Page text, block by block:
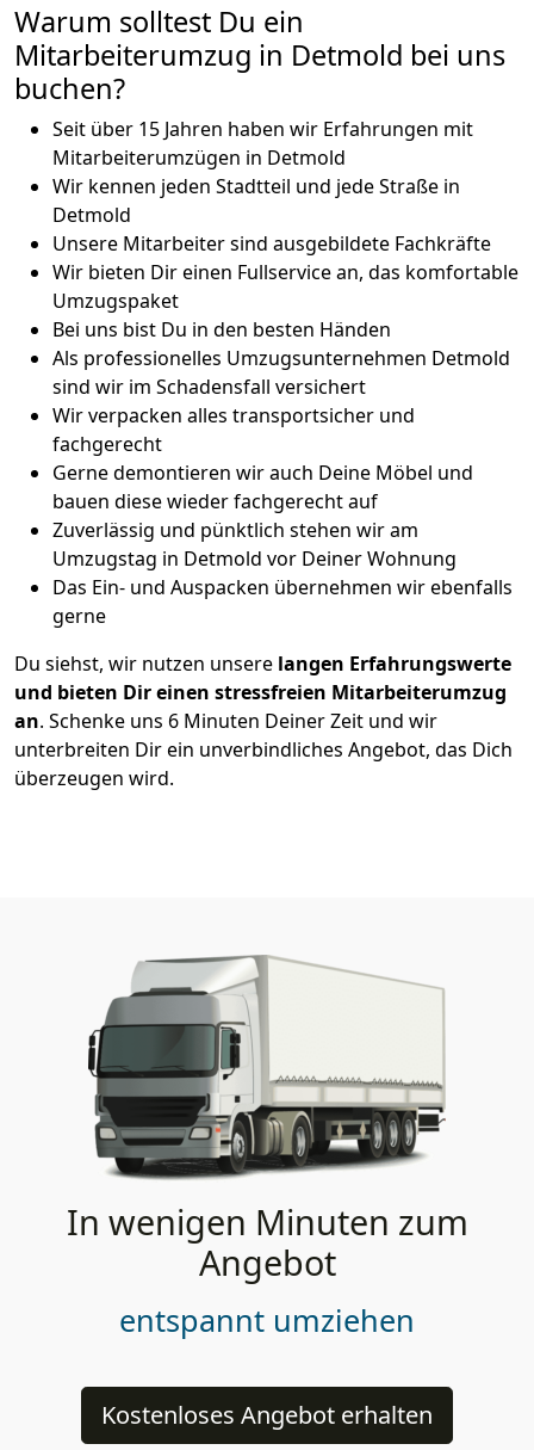
Warum solltest Du ein
Mitarbeiterumzug in Detmold bei uns
buchen?
Seit über 15 Jahren haben wir Erfahrungen mit
Mitarbeiterumzügen in Detmold
Wir kennen jeden Stadtteil und jede Straße in
Detmold
Unsere Mitarbeiter sind ausgebildete Fachkräfte
Wir bieten Dir einen Fullservice an, das komfortable
Umzugspaket
Bei uns bist Du in den besten Händen
Als professionelles Umzugsunternehmen Detmold
sind wir im Schadensfall versichert
Wir verpacken alles transportsicher und
fachgerecht
Gerne demontieren wir auch Deine Möbel und
bauen diese wieder fachgerecht auf
Zuverlässig und pünktlich stehen wir am
Umzugstag in Detmold vor Deiner Wohnung
Das Ein- und Auspacken übernehmen wir ebenfalls
gerne
Du siehst, wir nutzen unsere langen Erfahrungswerte
und bieten Dir einen stressfreien Mitarbeiterumzug
an. Schenke uns 6 Minuten Deiner Zeit und wir
unterbreiten Dir ein unverbindliches Angebot, das Dich
überzeugen wird.
In wenigen Minuten zum
Angebot
entspannt umziehen
Kostenloses Angebot erhalten